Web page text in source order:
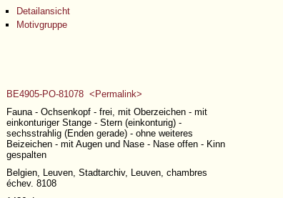
Detailansicht
Motivgruppe
BE4905-PO-81078 <Permalink>
Fauna - Ochsenkopf - frei, mit Oberzeichen - mit
einkonturiger Stange - Stern (einkonturig) -
sechsstrahlig (Enden gerade) - ohne weiteres
Beizeichen - mit Augen und Nase - Nase offen - Kinn
gespalten
Belgien, Leuven, Stadtarchiv, Leuven, chambres
échev. 8108